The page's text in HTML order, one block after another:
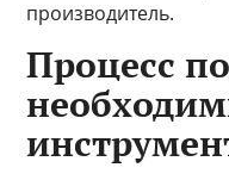
производитель.
Процесс